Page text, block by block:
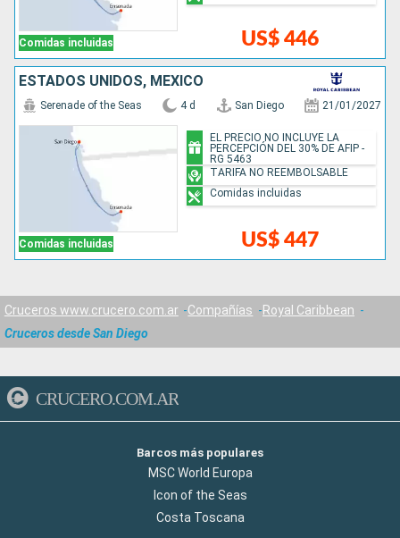
Comidas incluidas US$ 446
ESTADOS UNIDOS, MÉXICO
Comidas incluidas
Serenade of the Seas 4 d San Diego 21/01/2027
US$ 447
EL PRECIO NO INCLUYE LA
PERCEPCIÓN DEL 30% DE AFIP -
RG 5463
TARIFA NO REEMBOLSABLE
Comidas incluidas
Cruceros www.crucero.com.ar Compañías
Royal Caribbean
Cruceros desde San Diego
CRUCERO.COM.AR
Barcos más populares
MSC World Europa
Icon of the Seas
Costa Toscana